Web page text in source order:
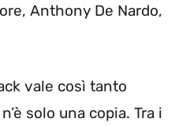
Anthony De Nardo,
vale così tanto
solo una copia. Tra i